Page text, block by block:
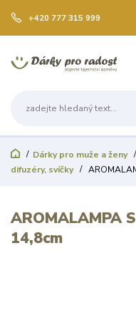
+420 777 315 999
Dárky pro muže a ženy
difuzéry, svíčky
AROMALAMPA
14,8cm